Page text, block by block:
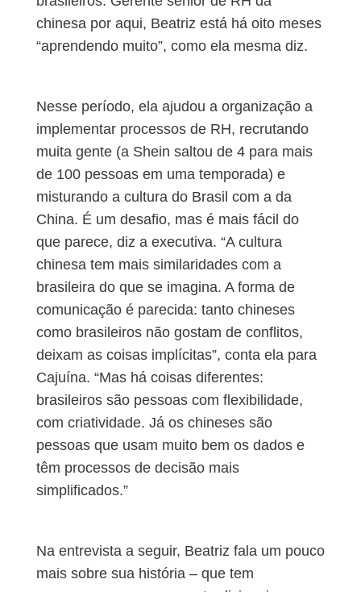
chinesa por aqui, Beatriz está há oito meses
“aprendendo muito”, como ela mesma diz.
Nesse período, ela ajudou a organização a
implementar processos de RH, recrutando
muita gente (a Shein saltou de 4 para mais
de 100 pessoas em uma temporada) e
misturando a cultura do Brasil com a da
China. É um desafio, mas é mais fácil do
que parece, diz a executiva. “A cultura
chinesa tem mais similaridades com a
brasileira do que se imagina. A forma de
comunicação é parecida: tanto chineses
como brasileiros não gostam de conflitos,
deixam as coisas implícitas”, conta ela para
Cajuína. “Mas há coisas diferentes:
brasileiros são pessoas com flexibilidade,
com criatividade. Já os chineses são
pessoas que usam muito bem os dados e
têm processos de decisão mais
simplificados.”
Na entrevista a seguir, Beatriz fala um pouco
mais sobre sua história – que tem